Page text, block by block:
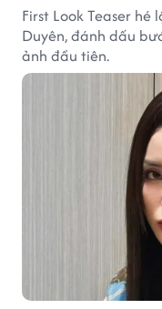
First Look Teaser
Duyên, đánh dấu
ảnh đầu tiên.